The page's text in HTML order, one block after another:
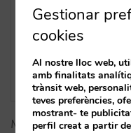
Mirai s'integra amb
Gestionar
cookies
Al nostre lloc web,
amb finalitats
trànsit web,
teves preferències,
mostrant- te
perfil creat a partir